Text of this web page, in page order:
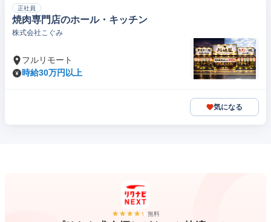
正社員
焼肉専門店のホール・キッチン
株式会社こぐみ
フルリモート
時給30万円以上
気になる
無料